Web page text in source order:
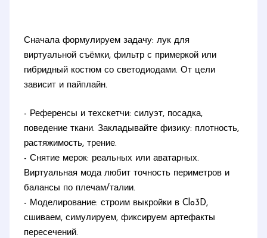
Сначала формулируем задачу: лук для
виртуальной съёмки, фильтр с примеркой или
гибридный костюм со светодиодами. От цели
зависит и пайплайн.
- Референсы и техскетчи: силуэт, посадка,
поведение ткани. Закладывайте физику: плотность,
растяжимость, трение.
- Снятие мерок: реальных или аватарных.
Виртуальная мода любит точность периметров и
балансы по плечам/талии.
- Моделирование: строим выкройки в Clo3D,
сшиваем, симулируем, фиксируем артефакты
пересечений.